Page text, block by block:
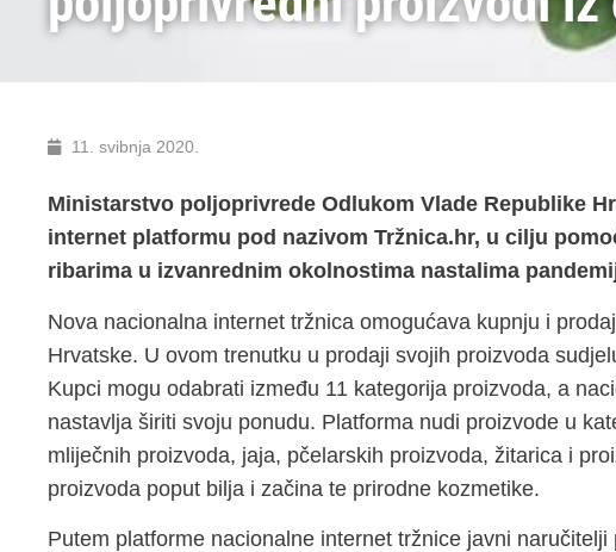
11. svibnja 2020.
Ministarstvo poljoprivrede Odlukom Vlade Republike
internet platformu pod nazivom Tržnica.hr, u cilju
ribarima u izvanrednim okolnostima nastalima
Nova nacionalna internet tržnica omogućava kupnju i
Hrvatske. U ovom trenutku u prodaji svojih proizvoda
Kupci mogu odabrati između 11 kategorija proizvoda, a
nastavlja širiti svoju ponudu. Platforma nudi proizvode u
mliječnih proizvoda, jaja, pčelarskih proizvoda, žitarica i
proizvoda poput bilja i začina te prirodne kozmetike.
Putem platforme nacionalne internet tržnice javni